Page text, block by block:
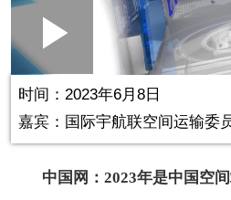
Play
Video
时间：2023年6月8日
嘉宾： 国际宇航联空间运输委
中国网：2023年是中国空